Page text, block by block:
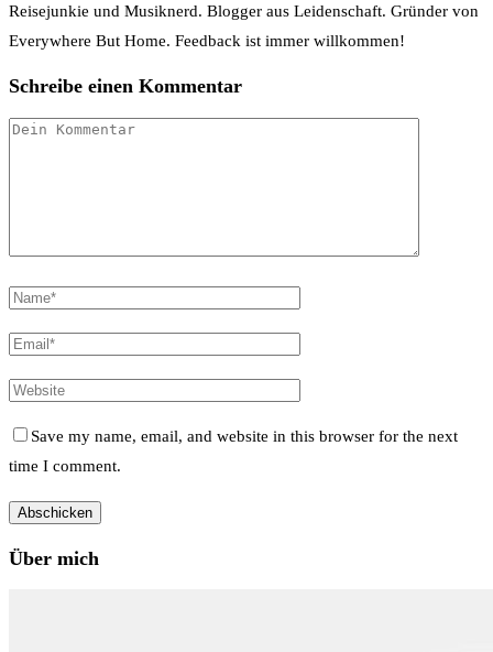
Reisejunkie und Musiknerd. Blogger aus Leidenschaft. Gründer von
Everywhere But Home. Feedback ist immer willkommen!
Schreibe einen Kommentar
Save my name, email, and website in this browser for the next
time I comment.
Über mich